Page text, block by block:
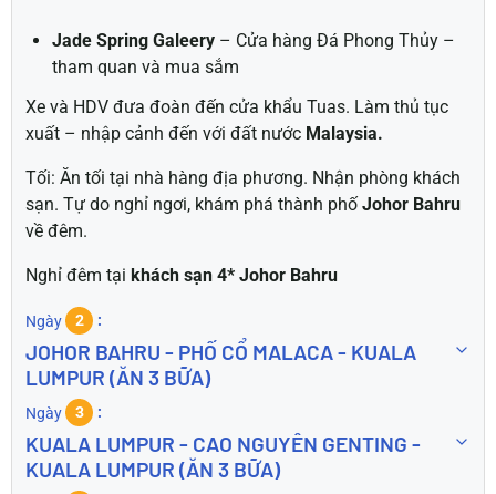
Jade Spring Galeery – Cửa hàng Đá Phong Thủy –
tham quan và mua sắm
Xe và HDV đưa đoàn đến cửa khẩu Tuas. Làm thủ tục
xuất – nhập cảnh đến với đất nước Malaysia.
Tối: Ăn tối tại nhà hàng địa phương. Nhận phòng khách
sạn. Tự do nghỉ ngơi, khám phá thành phốJohor Bahru
về đêm.
Nghỉ đêm tạikhách sạn 4* Johor Bahru
Ngày 2
JOHOR BAHRU - PHỐ CỔ MALACA - KUALA
LUMPUR (ĂN 3 BỮA)
Ngày 3
KUALA LUMPUR - CAO NGUYÊN GENTING -
KUALA LUMPUR (ĂN 3 BỮA)